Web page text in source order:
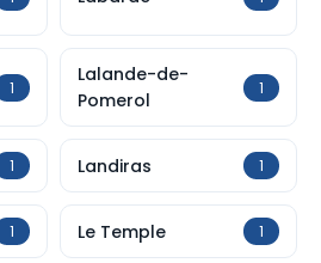
1
Lalande-de-
Pomerol
1
1 Landiras 1
1 Le Temple 1